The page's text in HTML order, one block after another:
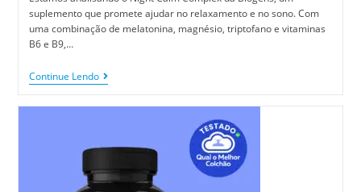
suplemento que promete ajudar no relaxamento e no sono. Com
uma combinação de melatonina, magnésio, triptofano e vitaminas
B6 e B9,…
Continue Lendo